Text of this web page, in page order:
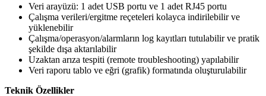
Veri arayüzü: 1 adet USB portu ve 1 adet RJ45 portu
Çalışma verileri/ergitme reçeteleri kolayca indirilebilir ve
yüklenebilir
Çalışma/operasyon/alarmların log kayıtları tutulabilir ve pratik
şekilde dışa aktarılabilir
Uzaktan arıza tespiti (remote troubleshooting) yapılabilir
Veri raporu tablo ve eğri (grafik) formatında oluşturulabilir
Teknik Özellikler